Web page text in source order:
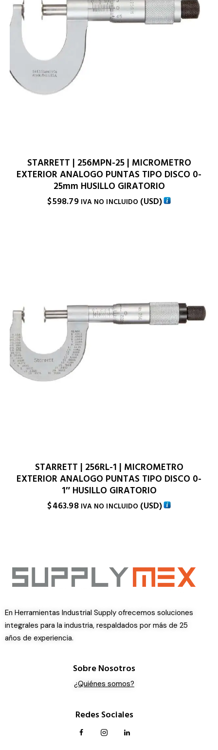
STARRETT | 256MPN-25 | MICROMETRO
EXTERIOR ANALOGO PUNTAS TIPO DISCO 0-
25mm HUSILLO GIRATORIO
$598.79 IVA NO INCLUIDO (USD)
STARRETT | 256RL-1 | MICROMETRO
EXTERIOR ANALOGO PUNTAS TIPO DISCO 0-
1″ HUSILLO GIRATORIO
$463.98 IVA NO INCLUIDO (USD)
En Herramientas Industrial Supply ofrecemos soluciones
integrales para la industria, respaldados por más de 25
años de experiencia.
Sobre Nosotros
¿Quiénes somos?
Redes Sociales